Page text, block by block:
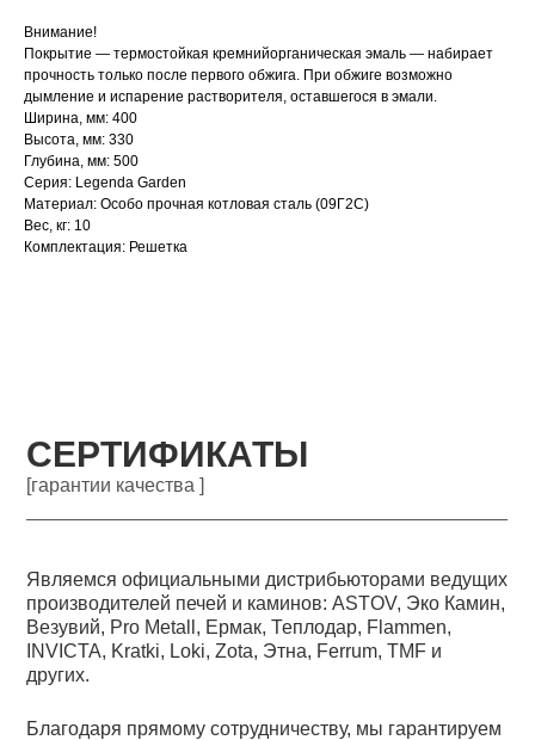
Внимание!
Покрытие — термостойкая кремнийорганическая эмаль — набирает
прочность только после первого обжига. При обжиге возможно
дымление и испарение растворителя, оставшегося в эмали.
Ширина, мм: 400
Высота, мм: 330
Глубина, мм: 500
Серия: Legenda Garden
Материал: Особо прочная котловая сталь (09Г2С)
Вес, кг: 10
Комплектация: Решетка
СЕРТИФИКАТЫ
[гарантии качества ]
Являемся официальными дистрибьюторами ведущих
производителей печей и каминов: ASTOV, Эко Камин,
Везувий, Pro Metall, Ермак, Теплодар, Flammen,
INVICTA, Kratki, Loki, Zota, Этна, Ferrum, TMF и
других.
Благодаря прямому сотрудничеству, мы гарантируем